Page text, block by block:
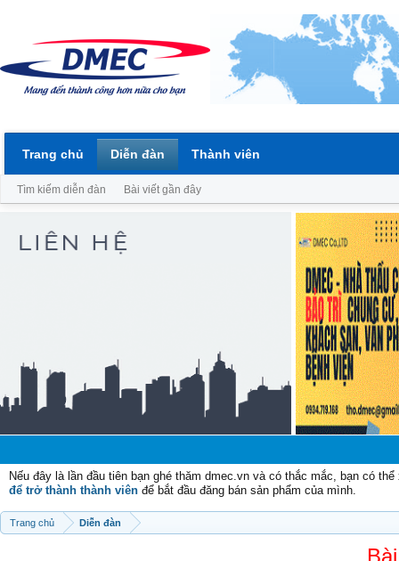
Nếu đây là lần đầu tiên bạn ghé thăm dmec.vn và có thắc mắc, bạn có
để trở thành thành viên để bắt đầu đăng bán sản phẩm của mình.
Trang chủ Diễn đàn
Trang chủ Diễn đàn
Tìm kiếm diễn đàn Bài viết gần đây
Thành viên